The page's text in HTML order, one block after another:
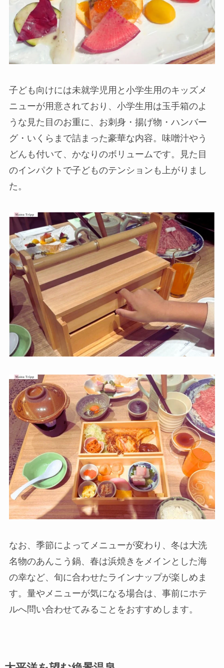
子ども向けには未就学児用と小学生用のキッズメ
ニューが用意されており、小学生用は玉手箱のよ
うな見た目のお重に、お刺身・揚げ物・ハンバー
グ・いくらまで詰まった豪華な内容。味噌汁やう
どんも付いて、かなりのボリュームです。見た目
のインパクトで子どものテンションも上がりまし
た。
なお、季節によってメニューが変わり、冬は大洗
名物のあんこう鍋、春は浜焼きをメインとした海
の幸など、旬に合わせたラインナップが楽しめま
す。量やメニューが気になる場合は、事前にホテ
ルへ問い合わせてみることをおすすめします。